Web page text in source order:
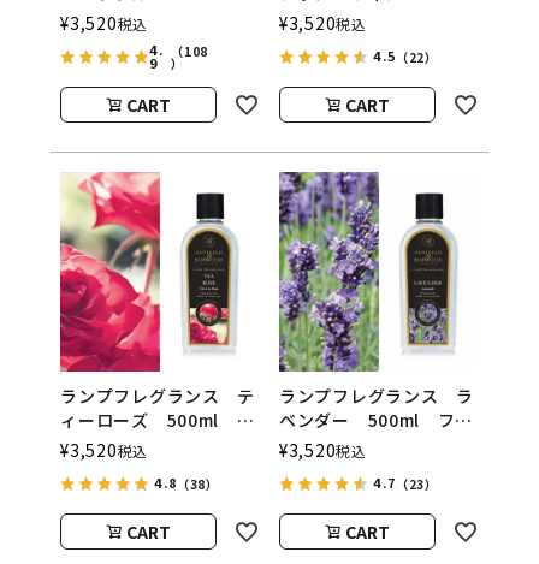
レグランスランプ用オイ
ル
ASHLEIGH&BURWOOD
（アシュレイアンドバー
ウッド）
¥3,520税込
4.
9
（108
）
CART
500ml フレグランスラ
ンプ用オイル
ASHLEIGH&BURWOOD
（アシュレイアンドバー
ウッド）
¥3,520税込
4.5 （22）
CART
ランプフレグランス テ
ィーローズ 500ml フ
レグランスランプ用オイ
ル
ASHLEIGH&BURWOOD
（アシュレイアンドバー
ウッド）
¥3,520税込
4.8 （38）
CART
ランプフレグランス ラ
ベンダー 500ml フレ
グランスランプ用オイ
ル
ASHLEIGH&BURWOOD
（アシュレイアンドバー
ウッド）
¥3,520税込
4.7 （23）
CART